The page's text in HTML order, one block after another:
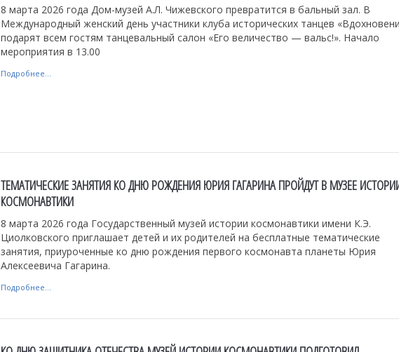
8 марта 2026 года Дом-музей А.Л. Чижевского превратится в бальный зал. В
Международный женский день участники клуба исторических танцев
подарят всем гостям танцевальный салон «Его величество — вальс!». Начало
мероприятия в 13.00
Подробнее...
ТЕМАТИЧЕСКИЕ ЗАНЯТИЯ КО ДНЮ РОЖДЕНИЯ ЮРИЯ ГАГАРИНА ПРОЙДУТ В МУЗЕЕ
КОСМОНАВТИКИ
8 марта 2026 года Государственный музей истории космонавтики имени К.Э.
Циолковского приглашает детей и их родителей на бесплатные тематические
занятия, приуроченные ко дню рождения первого космонавта планеты Юрия
Алексеевича Гагарина.
Подробнее...